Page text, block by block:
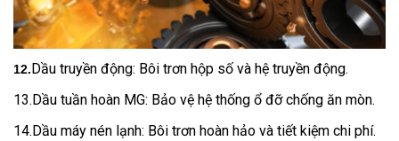
12. Dầu truyền động: Bôi trơn hộp số và hệ truyền động.
13.Dầu tuần hoàn MG: Bảo vệ hệ thống ổ đỡ chống ăn mòn.
14.Dầu máy nén lạnh: Bôi trơn hoàn hảo và tiết kiệm chi phí.